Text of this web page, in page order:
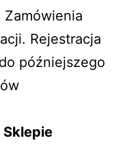
Rejestracja
późniejszego